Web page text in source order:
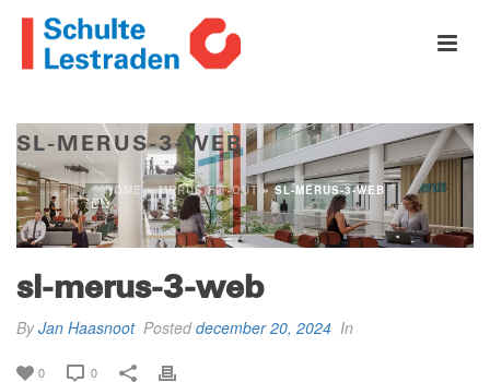
SL-MERUS-3-WEB
HOME»MERUS FIT-OUT »SL-MERUS-3-WEB
sl-merus-3-web
ByJan Haasnoot Posteddecember 20, 2024 In
0 0